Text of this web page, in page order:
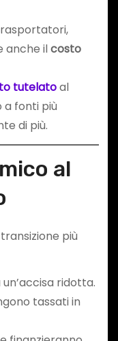
anche ilcosto
tutelatoal
a fonti più
di più.
al
più
ridotta.
tassati in